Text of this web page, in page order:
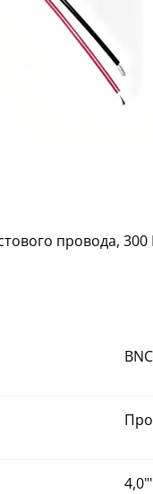
провода,